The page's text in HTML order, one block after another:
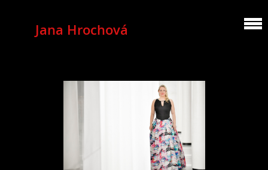
Jana Hrochová
MEZZOSOPRANO